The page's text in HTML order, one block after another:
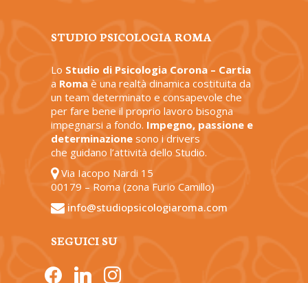
STUDIO PSICOLOGIA ROMA
Lo Studio di Psicologia Corona – Cartia
a Roma è una realtà dinamica costituita da
un team determinato e consapevole che
per fare bene il proprio lavoro bisogna
impegnarsi a fondo. Impegno, passione e
determinazione sono i drivers
che guidano l’attività dello Studio.
Via Iacopo Nardi 15
00179 – Roma (zona Furio Camillo)
info@studiopsicologiaroma.com
SEGUICI SU
facebooklinkedininstagram